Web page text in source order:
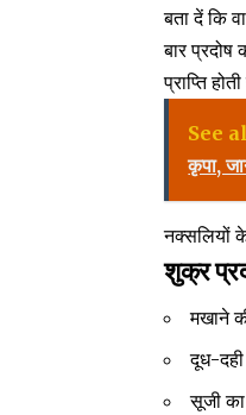
बता दें कि
बार
प्राप्ति
See
कृपा,
नक्सलियों के
शुक्र
मखाने
दूध-दही
सूजी